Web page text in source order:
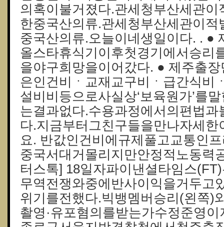
의혹이불거졌다.관세청부산세관이
한중국산의류.관세청부산세관이
중국산의류.오늘이네생일이다. . ●
올스타휴식기이후첫경기에서승리
을야구희망을이어갔다. ● 제주출
은인건비ㆍ교재교구비ㆍ급간식비
설비비등으로사실상‘보육원가’를
는결과없다.수용과정에서의편법
다.지금부터그친구들을만나자세한
요. 반값인건비에규제풀고교통인
중국서대거몰리지만안정적노동력
터스톡] 18일자파이낸셜타임스
무역전쟁와중에반사이익을거두고
위기를전했다.빅뱅멤버승리(왼쪽)
촬영·유포혐의를받는가수정준영